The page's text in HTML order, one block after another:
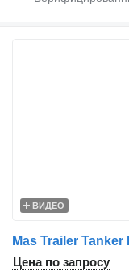
ВИДЕО
Mas Trailer
Цена по запросу